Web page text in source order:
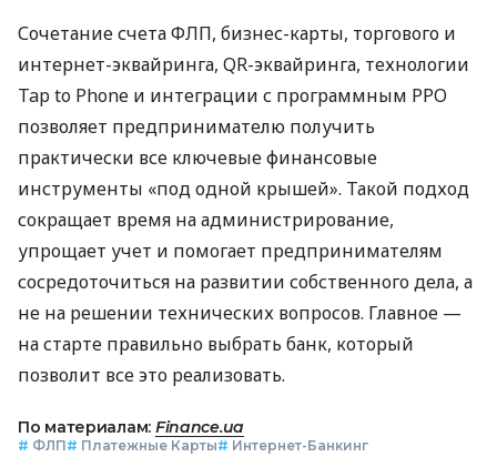
Сочетание счета ФЛП, бизнес-карты, торгового и
интернет-эквайринга, QR-эквайринга, технологии
Tap to Phone и интеграции с программным РРО
позволяет предпринимателю получить
практически все ключевые финансовые
инструменты «под одной крышей». Такой подход
сокращает время на администрирование,
упрощает учет и помогает предпринимателям
сосредоточиться на развитии собственного дела, а
не на решении технических вопросов. Главное —
на старте правильно выбрать банк, который
позволит все это реализовать.
По материалам: Finance.ua
# ФЛП# Платежные Карты# Интернет-Банкинг